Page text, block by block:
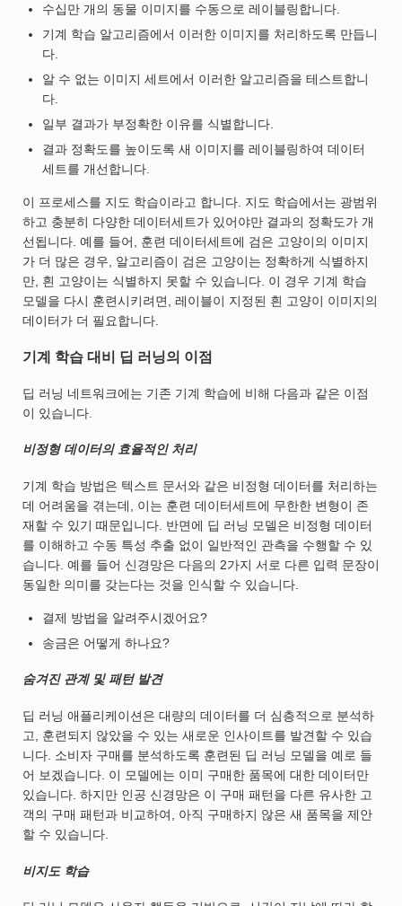
수십만 개의 동물 이미지를 수동으로 레이블링합니다.
기계 학습 알고리즘에서 이러한 이미지를 처리하도록 만듭니
다.
알 수 없는 이미지 세트에서 이러한 알고리즘을 테스트합니
다.
일부 결과가 부정확한 이유를 식별합니다.
결과 정확도를 높이도록 새 이미지를 레이블링하여 데이터
세트를 개선합니다.
이 프로세스를 지도 학습이라고 합니다. 지도 학습에서는 광범위
하고 충분히 다양한 데이터세트가 있어야만 결과의 정확도가 개
선됩니다. 예를 들어, 훈련 데이터세트에 검은 고양이의 이미지
가 더 많은 경우, 알고리즘이 검은 고양이는 정확하게 식별하지
만, 흰 고양이는 식별하지 못할 수 있습니다. 이 경우 기계 학습
모델을 다시 훈련시키려면, 레이블이 지정된 흰 고양이 이미지의
데이터가 더 필요합니다.
기계 학습 대비 딥 러닝의 이점
딥 러닝 네트워크에는 기존 기계 학습에 비해 다음과 같은 이점
이 있습니다.
비정형 데이터의 효율적인 처리
기계 학습 방법은 텍스트 문서와 같은 비정형 데이터를 처리하는
데 어려움을 겪는데, 이는 훈련 데이터세트에 무한한 변형이 존
재할 수 있기 때문입니다. 반면에 딥 러닝 모델은 비정형 데이터
를 이해하고 수동 특성 추출 없이 일반적인 관측을 수행할 수 있
습니다. 예를 들어 신경망은 다음의 2가지 서로 다른 입력 문장이
동일한 의미를 갖는다는 것을 인식할 수 있습니다.
결제 방법을 알려주시겠어요?
송금은 어떻게 하나요?
숨겨진 관계 및 패턴 발견
딥 러닝 애플리케이션은 대량의 데이터를 더 심층적으로 분석하
고, 훈련되지 않았을 수 있는 새로운 인사이트를 발견할 수 있습
니다. 소비자 구매를 분석하도록 훈련된 딥 러닝 모델을 예로 들
어 보겠습니다. 이 모델에는 이미 구매한 품목에 대한 데이터만
있습니다. 하지만 인공 신경망은 이 구매 패턴을 다른 유사한 고
객의 구매 패턴과 비교하여, 아직 구매하지 않은 새 품목을 제안
할 수 있습니다.
비지도 학습